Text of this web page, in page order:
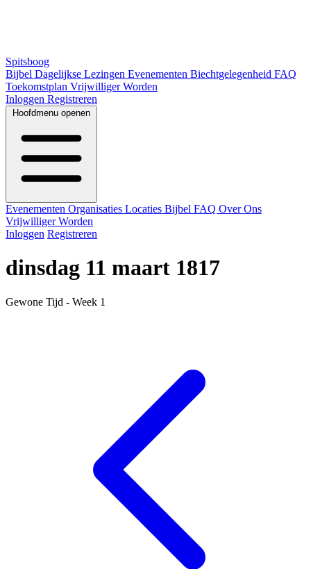
Spitsboog
Bijbel Dagelijkse Lezingen Evenementen Biechtgelegenheid FAQ
Toekomstplan Vrijwilliger Worden
Inloggen Registreren
Hoofdmenu openen
Evenementen Organisaties Locaties Bijbel FAQ Over Ons
Vrijwilliger Worden
Inloggen Registreren
dinsdag 11 maart 1817
Gewone Tijd - Week 1